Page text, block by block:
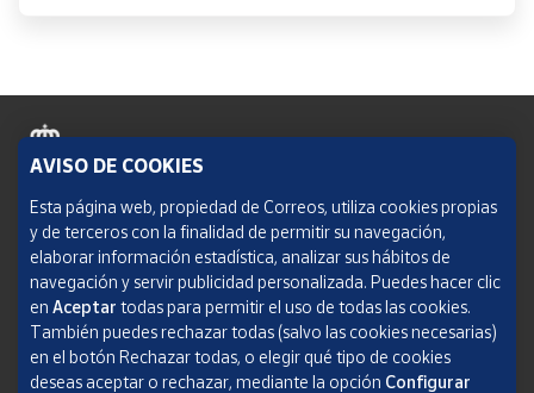
Política de cookies
Aviso legal
Condiciones del servicio
Política de Privacidad Web
AVISO DE COOKIES
Esta página web, propiedad de Correos, utiliza cookies propias
y de terceros con la finalidad de permitir su navegación,
elaborar información estadística, analizar sus hábitos de
navegación y servir publicidad personalizada. Puedes hacer clic
en Aceptar todas para permitir el uso de todas las cookies.
También puedes rechazar todas (salvo las cookies necesarias)
en el botón Rechazar todas, o elegir qué tipo de cookies
deseas aceptar o rechazar, mediante la opción Configurar